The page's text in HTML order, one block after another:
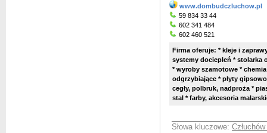
www.dombudczluchow.pl
59 834 33 44
602 341 484
602 460 521
Firma oferuje: * kleje i
systemy dociepleń * stolarka
* wyroby szamotowe *
odgrzybiające * płyty
cegły, polbruk, nadproża *
stal * farby, akcesoria
Słowa kluczowe: